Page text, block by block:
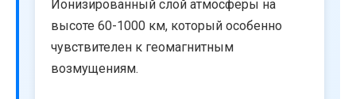
Ионизированный слой атмосферы на
высоте 60-1000 км, который особенно
чувствителен к геомагнитным
возмущениям.